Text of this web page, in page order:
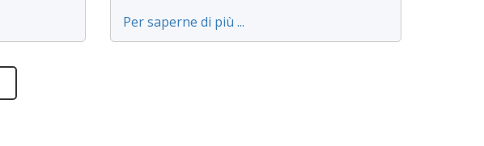
Per saperne di più ...